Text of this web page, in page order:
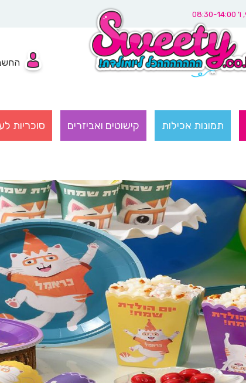
תמונות אכילות קישוטים ואביזרים סוכריות